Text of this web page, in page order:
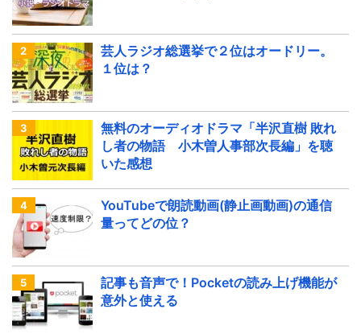
芸人ラジオ総選挙で２位はオードリー。
１位は？
無料のオーディオドラマ「半沢直樹 敗れ
し者の物語 小木曽人事部次長編」を聴
いた感想
YouTubeで朗読動画(静止画動画)の通信
量ってどの位？
記事も音声で！Pocketの読み上げ機能が
意外と使える